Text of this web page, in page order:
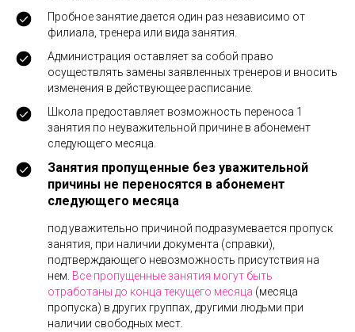
Пробное занятие дается один раз независимо от
филиала, тренера или вида занятия.
Администрация оставляет за собой право
осуществлять замены заявленных тренеров и вносить
изменения в действующее расписание.
Школа предоставляет возможность переноса 1
занятия по неуважительной причине в абонемент
следующего месяца.
Занятия пропущенные без уважительной
причины не переносятся в абонемент
следующего месяца
под уважительно причиной подразумевается пропуск
занятия, при наличии документа (справки),
подтверждающего невозможность присутствия на
нем. Все пропущенные занятия могут быть
отработаны до конца текущего месяца (месяца
пропуска) в других группах, другими людьми при
наличии свободных мест.